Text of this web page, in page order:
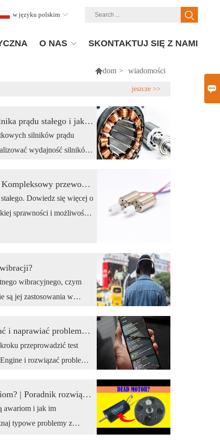
O NAS SKONTAKTUJ SIĘ Z NAMI
w języku polskim
dom > wiadomości
jeszcze >>
Zrozumienie sprawności bezszczotkowego silnika prądu stałego i jak ją sprawdzić
silników prądu
wydajność silników
Czym są bezrdzeniowe silniki prądu stałego? Kompleksowy przewodnik
Dowiedz się więcej o
sprawności i możliwości
wibracyjnego, czym
są jej zastosowania w
Testowanie wibracji telefonu: jak diagnozować i naprawiać problemy z haptycznością iPhone'a
przeprowadzić test
i rozwiązać problemy
Dlaczego silniki bezszczotkowe ulegają awariom? | Poradnik rozwiązywania problemów z silnikami BLDC
awariom i jak im
typowe problemy z
